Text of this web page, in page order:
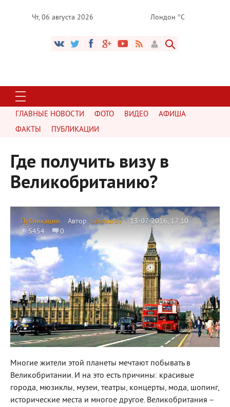
Чт, 06 августа 2026 Лондон °C
ГЛАВНЫЕ НОВОСТИ ФОТО ВИДЕО
АФИША
ФАКТЫ
ПУБЛИКАЦИИ
Где получить визу в
Великобританию?
Публикации Автор: belokurov
13-07-2016, 17:10
5454
0
Многие жители этой планеты мечтают побывать в
Великобритании. И на это есть причины: красивые
города, мюзиклы, музеи, театры, концерты, мода, шопинг,
исторические места и многое другое. Великобритания –